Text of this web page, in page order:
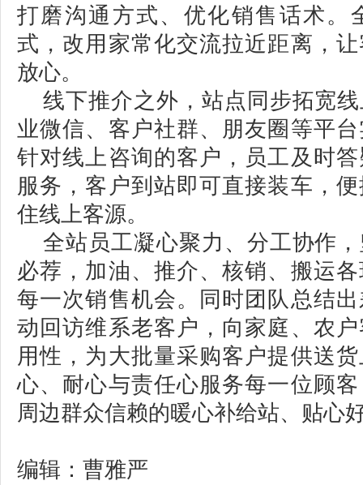
打磨沟通方式、优化销售话术。
式，改用家常化交流拉近距离，
放心。
线下推介之外，站点同步拓宽
业微信、客户社群、朋友圈等平
针对线上咨询的客户，员工及时
服务，客户到站即可直接装车，
住线上客源。
全站员工凝心聚力、分工协作
必荐，加油、推介、核销、搬运
每一次销售机会。同时团队总结
动回访维系老客户，向家庭、农
用性，为大批量采购客户提供送
心、耐心与责任心服务每一位顾客
周边群众信赖的暖心补给站、贴心
编辑：曹雅严